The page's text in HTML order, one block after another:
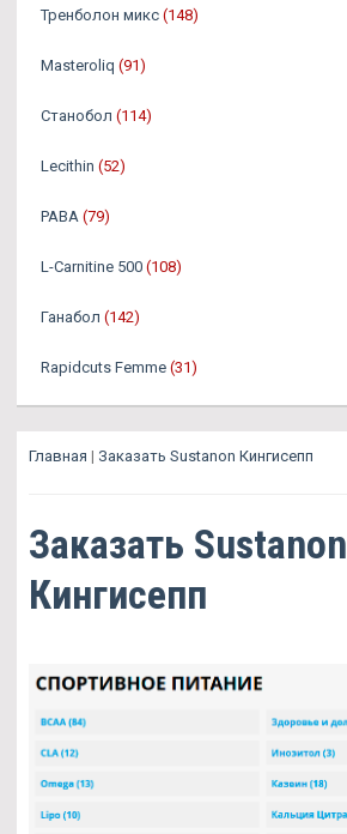
Тренболон микс (148)
Masteroliq (91)
Станобол (114)
Lecithin (52)
PABA (79)
L-Carnitine 500 (108)
Ганабол (142)
Rapidcuts Femme (31)
Главная | Заказать Sustanon Кингисепп
Заказать Sustanon
Кингисепп